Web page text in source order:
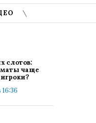
слотов:
чаще